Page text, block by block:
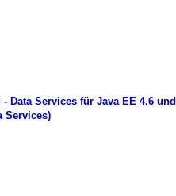
Data Services für Java EE 4.6 und
Services)